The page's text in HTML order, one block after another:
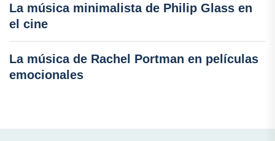
La música minimalista de Philip Glass en
el cine
La música de Rachel Portman en películas
emocionales